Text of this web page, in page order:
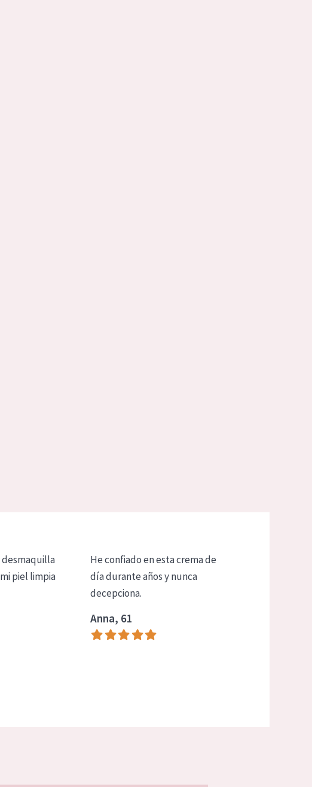
desmaquilla
piel limpia
He confiado en esta crema de
día durante años y nunca
decepciona.
Anna, 61